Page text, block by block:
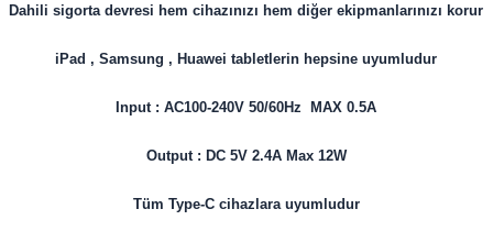
Dahili sigorta devresi hem cihazınızı hem diğer ekipmanlarınızı korur
iPad , Samsung , Huawei tabletlerin hepsine uyumludur
Input : AC100-240V 50/60Hz MAX 0.5A
Output : DC 5V 2.4A Max 12W
Tüm Type-C cihazlara uyumludur